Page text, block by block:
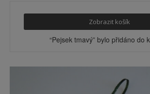
Zobrazit košík
“Pejsek tmavý” bylo přidáno do